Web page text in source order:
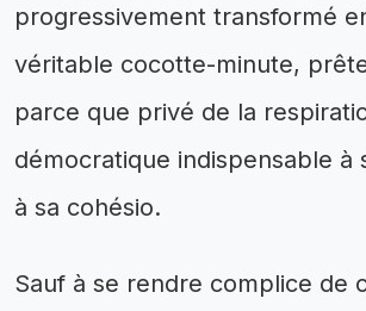
progressivement transformé
véritable cocotte-minute,
parce que privé de la
démocratique indispensable à
à sa cohésio.
Sauf à se rendre complice de